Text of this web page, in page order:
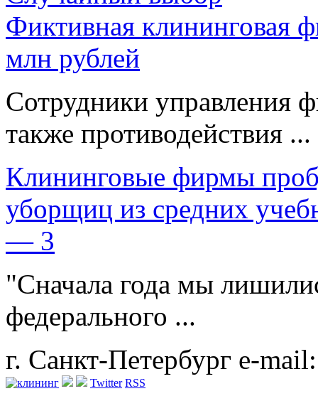
Фиктивная клининговая
млн рублей
Сотрудники управления
также противодействия ...
Клининговые фирмы
уборщиц из средних
— 3
"Сначала года мы
федерального ...
г. Санкт-Петербург e-
Twitter RSS